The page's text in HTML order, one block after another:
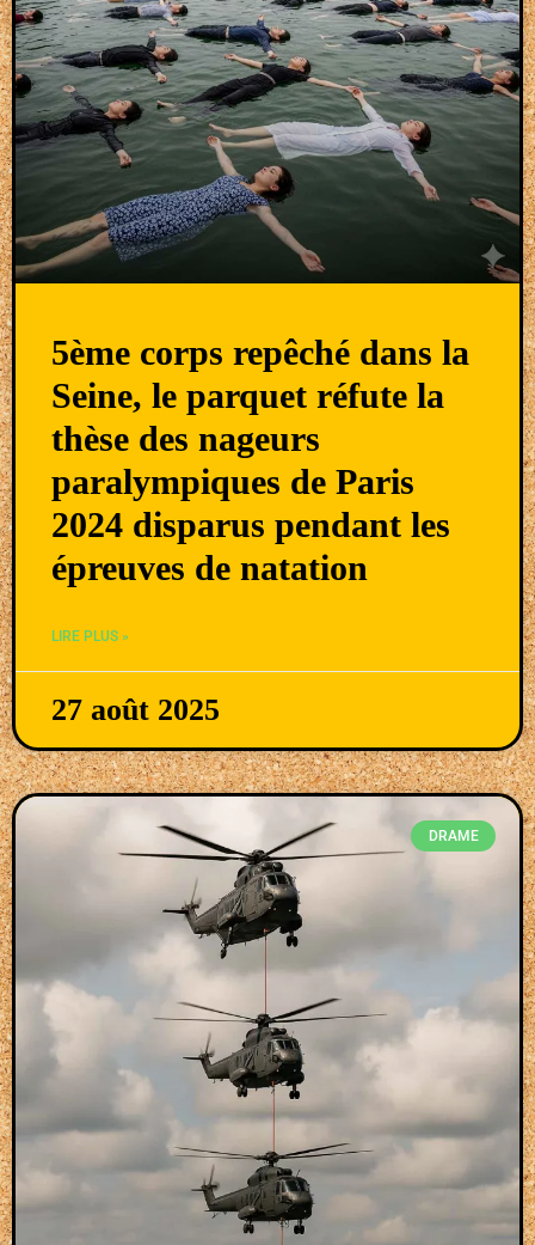
5ème corps repêché dans la
Seine, le parquet réfute la
thèse des nageurs
paralympiques de Paris
2024 disparus pendant les
épreuves de natation
LIRE PLUS »
27 août 2025
DRAME